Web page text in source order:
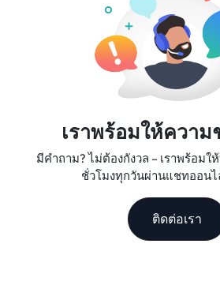
เราพร้อมให้ความ
มีคำถาม? ไม่ต้องกังวล – เราพร้อม
ชั่วโมงทุกวันผ่านแชทออนไ
ติดต่อเรา